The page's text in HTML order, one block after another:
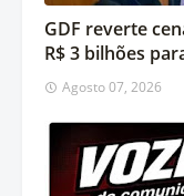
GDF reverte
R$ 3 bilhões
Agosto 07, 2026